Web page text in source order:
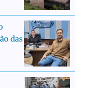
das